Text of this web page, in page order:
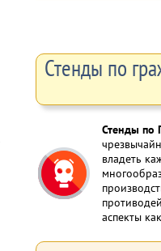
Стенды по
Стенды по
владеть
аспекты